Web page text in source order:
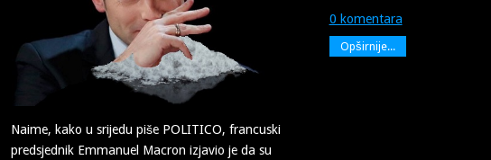
Naime, kako u srijedu piše POLITICO, francuski
predsjednik Emmanuel Macron izjavio je da su
0 komentara
Opširnije...